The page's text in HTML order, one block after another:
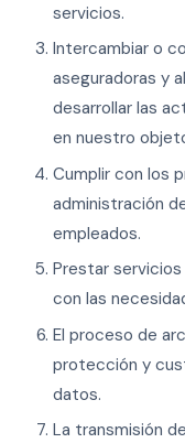
servicios.
Intercambiar o
aseguradoras y
desarrollar las
en nuestro
Cumplir con los
administración
empleados.
Prestar
con las
El proceso de
protección y
datos.
La transmisión